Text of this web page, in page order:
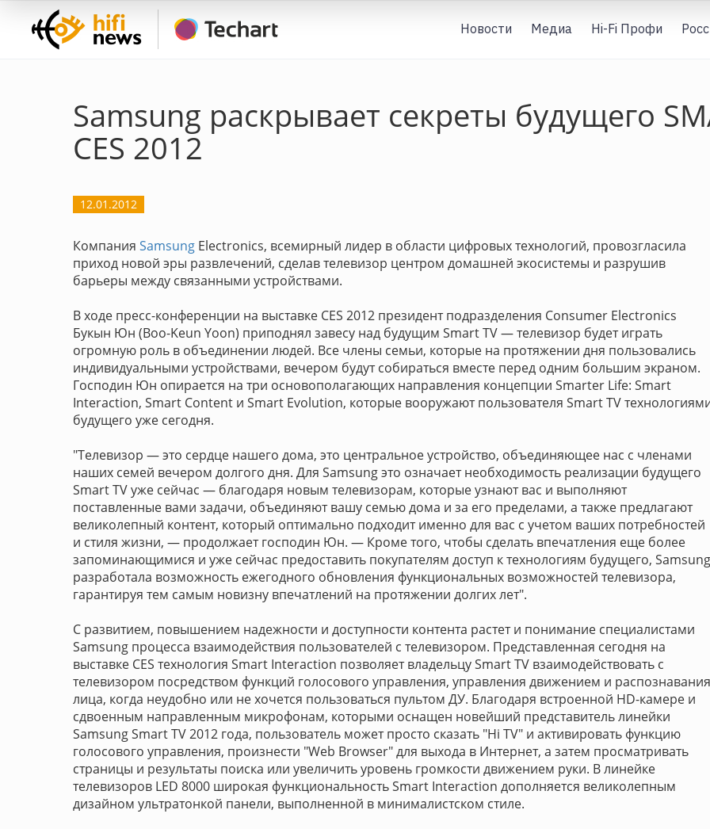
Новости Медиа Hi-Fi Профи
Samsung раскрывает секреты будущего
CES 2012
12.01.2012
Компания Samsung Electronics, всемирный лидер в области цифровых технологий, провозгласила
приход новой эры развлечений, сделав телевизор центром домашней экосистемы и разрушив
барьеры между связанными устройствами.
В ходе пресс-конференции на выставке CES 2012 президент подразделения Consumer Electronics
Букын Юн (Boo-Keun Yoon) приподнял завесу над будущим Smart TV — телевизор будет играть
огромную роль в объединении людей. Все члены семьи, которые на протяжении дня пользовались
индивидуальными устройствами, вечером будут собираться вместе перед одним большим экраном.
Господин Юн опирается на три основополагающих направления концепции Smarter Life: Smart
Interaction, Smart Content и Smart Evolution, которые вооружают пользователя Smart TV
будущего уже сегодня.
"Телевизор — это сердце нашего дома, это центральное устройство, объединяющее нас с членами
наших семей вечером долгого дня. Для Samsung это означает необходимость реализации будущего
Smart TV уже сейчас — благодаря новым телевизорам, которые узнают вас и выполняют
поставленные вами задачи, объединяют вашу семью дома и за его пределами, а также предлагают
великолепный контент, который оптимально подходит именно для вас с учетом ваших потребностей
и стиля жизни, — продолжает господин Юн. — Кроме того, чтобы сделать впечатления еще более
запоминающимися и уже сейчас предоставить покупателям доступ к технологиям будущего, Samsung
разработала возможность ежегодного обновления функциональных возможностей телевизора,
гарантируя тем самым новизну впечатлений на протяжении долгих лет".
С развитием, повышением надежности и доступности контента растет и понимание специалистами
Samsung процесса взаимодействия пользователей с телевизором. Представленная сегодня на
выставке CES технология Smart Interaction позволяет владельцу Smart TV взаимодействовать с
телевизором посредством функций голосового управления, управления движением и распознавания
лица, когда неудобно или не хочется пользоваться пультом ДУ. Благодаря встроенной HD-камере и
сдвоенным направленным микрофонам, которыми оснащен новейший представитель линейки
Samsung Smart TV 2012 года, пользователь может просто сказать "Hi TV" и активировать функцию
голосового управления, произнести "Web Browser" для выхода в Интернет, а затем просматривать
страницы и результаты поиска или увеличить уровень громкости движением руки. В линейке
телевизоров LED 8000 широкая функциональность Smart Interaction дополняется великолепным
дизайном ультратонкой панели, выполненной в минималистском стиле.